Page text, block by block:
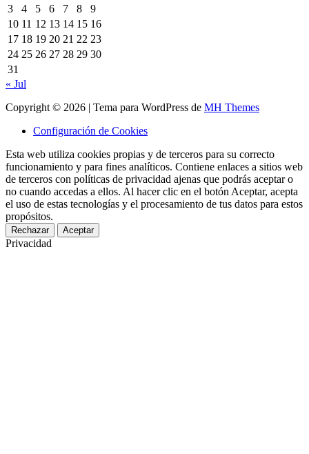
3
4 5 6 7 8
9
10 11 12 13 14 15 16
17 18 19 20 21 22 23
24 25 26 27 28 29 30
31
« Jul
Copyright © 2026 | Tema para WordPress de MH Themes
Configuración de Cookies
Esta web utiliza cookies propias y de terceros para su correcto
funcionamiento y para fines analíticos. Contiene enlaces a sitios web
de terceros con políticas de privacidad ajenas que podrás aceptar o
no cuando accedas a ellos. Al hacer clic en el botón Aceptar, acepta
el uso de estas tecnologías y el procesamiento de tus datos para estos
propósitos.
Rechazar Aceptar
Privacidad